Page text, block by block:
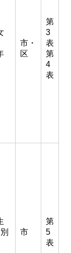
市・
区
第
3
表
第
4
表
市
第
5
表